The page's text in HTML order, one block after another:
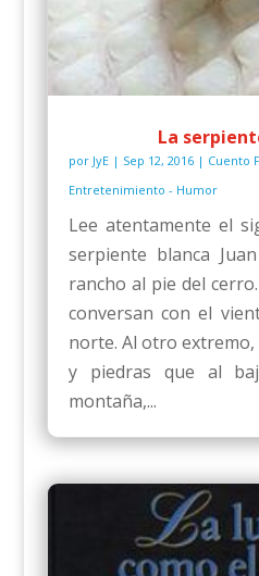
La
por JyE| Sep 12, 2016| Cuento
Entretenimiento - Humor
Lee atentamente el
serpiente blanca
rancho al pie del
conversan con el
norte. Al otro
y piedras que al
montaña,...